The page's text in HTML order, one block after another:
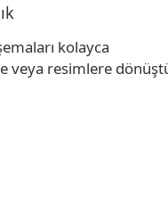
kolayca
veya resimlere